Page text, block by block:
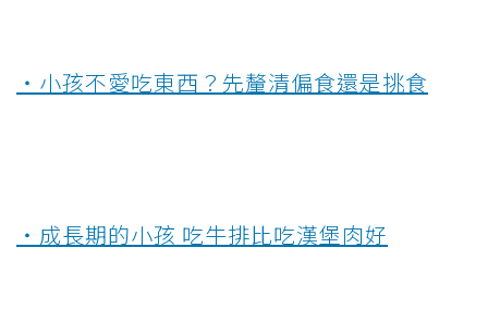
‧小孩不愛吃東西？先釐清偏食還是挑食
‧成長期的小孩 吃牛排比吃漢堡肉好